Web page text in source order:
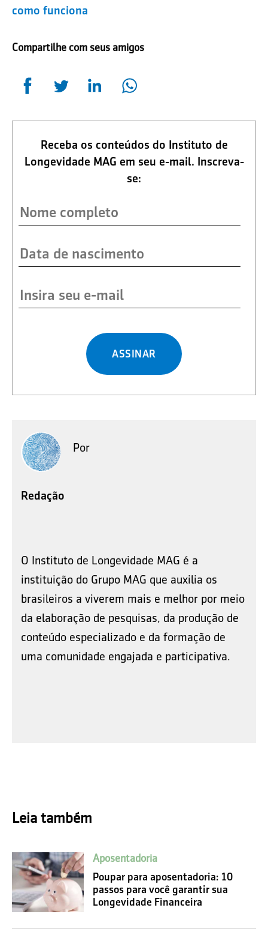
como funciona
Compartilhe com seus amigos
Receba os conteúdos do Instituto de
Longevidade MAG em seu e-mail. Inscreva-
se:
ASSINAR
Por
Redação
O Instituto de Longevidade MAG é a
instituição do Grupo MAG que auxilia os
brasileiros a viverem mais e melhor por meio
da elaboração de pesquisas, da produção de
conteúdo especializado e da formação de
uma comunidade engajada e participativa.
Leia também
Aposentadoria
Poupar para aposentadoria: 10
passos para você garantir sua
Longevidade Financeira